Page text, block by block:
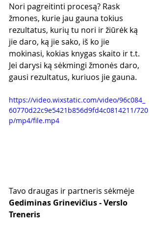
Nori pagreitinti procesą? Rask
žmones, kurie jau gauna tokius
rezultatus, kurių tu nori ir žiūrėk ką
jie daro, ką jie sako, iš ko jie
mokinasi, kokias knygas skaito ir t.t.
Jei darysi ką sėkmingi žmonės daro,
gausi rezultatus, kuriuos jie gauna.
https://video.wixstatic.com/video/96c084_
60770d22c9e5421b856d9fd4c0814211/720
p/mp4/file.mp4
Tavo draugas ir partneris sėkmėje
Gediminas Grinevičius - Verslo
Treneris